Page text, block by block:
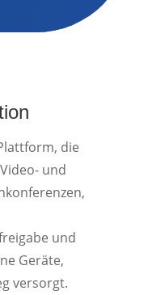
die
und
und
Geräte,
versorgt.